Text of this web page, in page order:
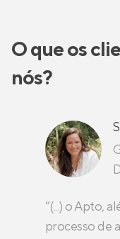
O que os
nós?
“(...) o Apto,
processo de